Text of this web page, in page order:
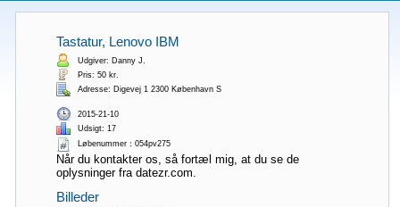
Tastatur, Lenovo IBM
Udgiver: Danny J.
Pris: 50 kr.
Adresse: Digevej 1 2300 København S
2015-21-10
Udsigt: 17
Løbenummer：054pv275
Når du kontakter os, så fortæl mig, at du se de
oplysninger fra datezr.com.
Billeder